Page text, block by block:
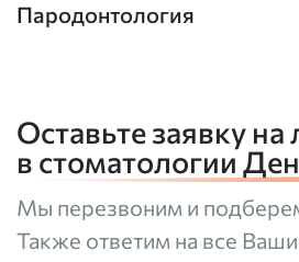
Пародонтология
Оставьте заявку на
в стоматологии
Мы перезвоним и
Также ответим на все